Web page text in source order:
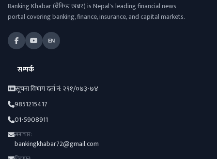
Banking Khabar (बैंकिङ खबर) is Nepal's leading financial news
portal covering banking, finance, insurance, and capital markets.
EN
सम्पर्क
सूचना विभाग दर्ता नं: २९१/०७३-७४
9851215417
01-5908911
समाचार:
bankingkhabar72@gmail.com